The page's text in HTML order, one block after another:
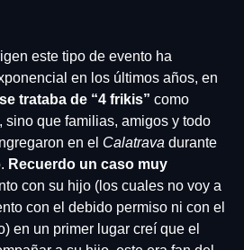
este tipo de evento ha
en los últimos años, en
trataba de “4 frikis” como
sino que familias, amigos y todo
en el Calatrava durante
Recuerdo un caso muy
con su hijo (los cuales no voy a
con el debido permiso ni con el
en un primer lugar creí que el